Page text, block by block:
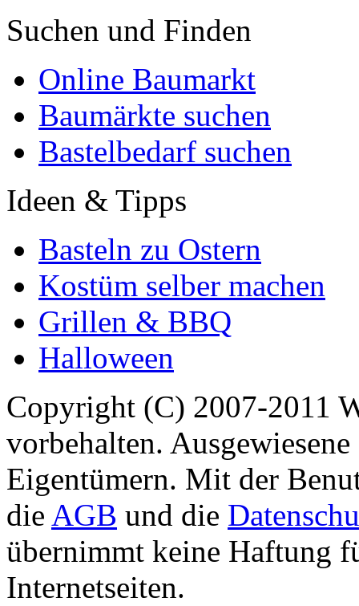
Suchen und Finden
Online Baumarkt
Baumärkte suchen
Bastelbedarf suchen
Ideen & Tipps
Basteln zu Ostern
Kostüm selber machen
Grillen & BBQ
Halloween
Copyright (C) 2007-2011
vorbehalten.
Eigentümern. Mit der
die AGB und die
übernimmt keine Haftung
Internetseiten.